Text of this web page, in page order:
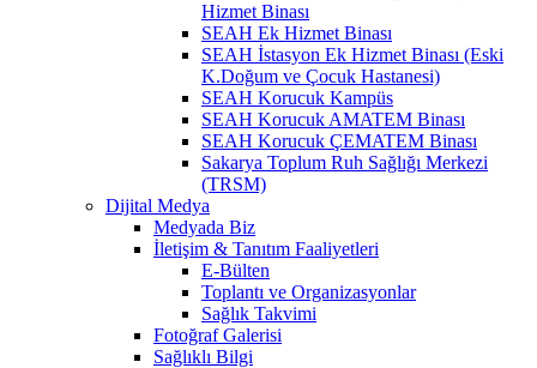
Hizmet Binası
SEAH Ek Hizmet Binası
SEAH İstasyon Ek Hizmet Binası (Eski
K.Doğum ve Çocuk Hastanesi)
SEAH Korucuk Kampüs
SEAH Korucuk AMATEM Binası
SEAH Korucuk ÇEMATEM Binası
Sakarya Toplum Ruh Sağlığı Merkezi
(TRSM)
Dijital Medya
Medyada Biz
İletişim & Tanıtım Faaliyetleri
E-Bülten
Toplantı ve Organizasyonlar
Sağlık Takvimi
Fotoğraf Galerisi
Sağlıklı Bilgi